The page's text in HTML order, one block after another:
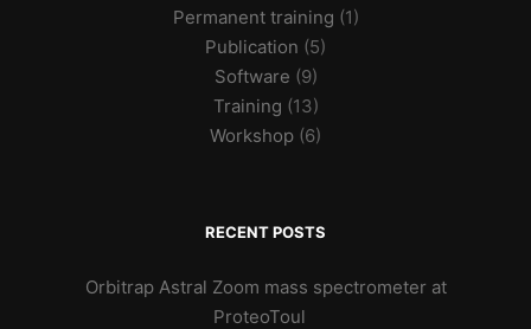
Permanent training (1)
Publication (5)
Software (9)
Training (13)
Workshop (6)
RECENT POSTS
Orbitrap Astral Zoom mass spectrometer at
ProteoToul